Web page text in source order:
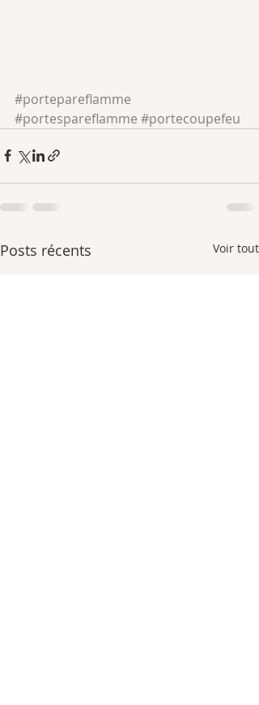
#portepareflamme
#portespareflamme #portecoupefeu
Posts récents Voir tout